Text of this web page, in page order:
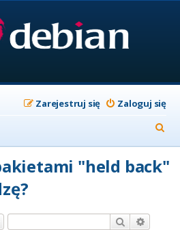
Zaloguj się
Zarejestruj się
z
u
"held back"
Szukaj